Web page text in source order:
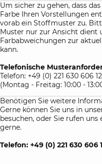
Um sicher zu gehen, dass
Farbe Ihren Vorstellungen
vorab ein Stoffmuster zu.
Muster nur zur Ansicht dient
Farbabweichungen zur
kann.
Telefonische
Telefon: +49 (0) 221 630 606 12
(Montag - Freitag: 10:00 -
Benötigen Sie weitere
Gerne können Sie uns in
besuchen, oder Sie rufen
gerne.
Telefon: +49 (0) 221 630 606